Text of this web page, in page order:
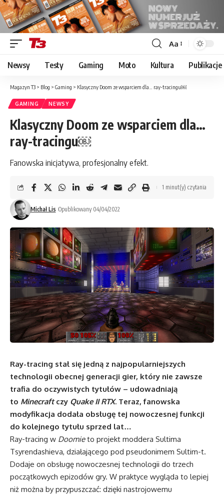
Font
Resizer
Aa
Newsy Testy Gaming Moto Kultura Publikacje
Magazyn T3 > Blog > Gaming > Klasyczny Doom ze wsparciem dla… ray-tracingu￼
GAMING NEWSY
Klasyczny Doom ze wsparciem dla…
ray-tracingu￼
Fanowska inicjatywa, profesjonalny efekt.
Michał Lis Opublikowany 04/04/2022
1 minut(y) czytania
Ray-tracing stał się jedną z najpopularniejszych
technologii obecnej generacji gier, który nie zawsze
trafia do oczywistych tytułów – udowadniają
to Minecraftczy Quake II RTX. Teraz, fanowska
modyfikacja dodała obsługę tej nowoczesnej funkcji
do kolejnego tytułu sprzed lat…
Ray-tracing w Doomieto projekt moddera Sultima
Tsyrendashieva, działającego pod pseudonimem Sultim-t.
Dodaje on obsługę nowoczesnej technologii do trzech
początkowych epizodów gry. W praktyce wygląda to lepiej
niż można by przypuszczać: dzięki nastrojowemu